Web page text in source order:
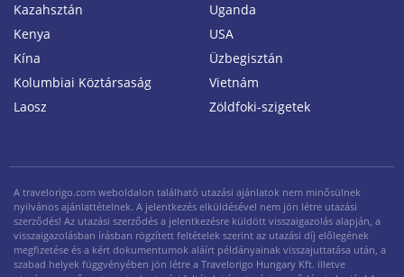
Kazahsztán
Kenya
Kína
Kolumbiai Köztársaság
Laosz
Uganda
USA
Üzbegisztán
Vietnám
Zöldfoki-szigetek
A travelorigo.com weboldalon található utazási ajánlatok nem minősülnek
nyilvános ajánlattételnek. A jelentkezés elküldésével nem jön létre utazási
szerződés! Az utazási szerződés a jelentkezésre küldött visszaigazolás alapján, a
visszaigazolásban írásban rögzített feltételek szerint az utazási díj előlegének
megfizetése és a kért dokumentumok aláírt példányainak visszajuttatása után, a
szabad helyek függvényében jön létre a Travelorigo Hungary Kft. illetve